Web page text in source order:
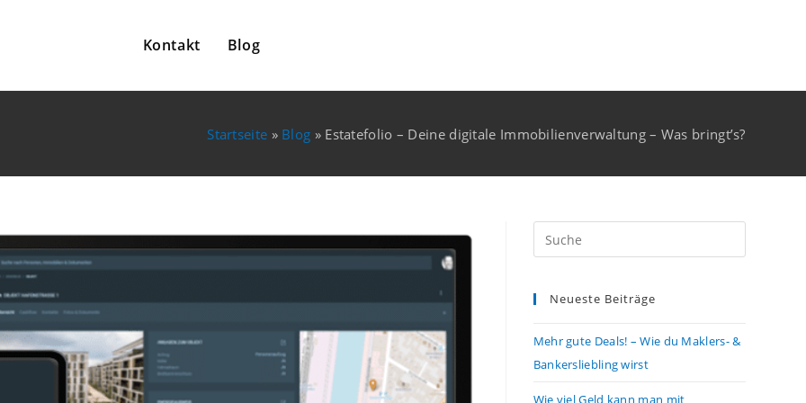
Kontakt Blog
Startseite » Blog » Estatefolio – Deine digitale Immobilienverwaltung – Was bringt’s?
Neueste Beiträge
Mehr gute Deals! – Wie du Maklers- &
Bankersliebling wirst
Wie viel Geld kann man mit